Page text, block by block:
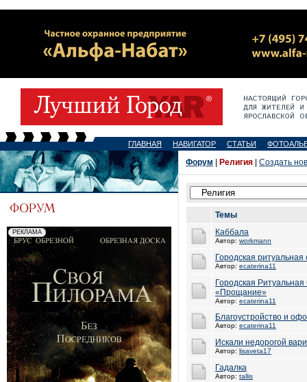
ГЛАВНАЯ НАВИГАТОР СТАТЬИ
Форум Религия Создать
Темы
Каббала
Автор: workmann
Городская
Автор: ecaterina11
Городская
«Прощание»
Автор: ecaterina11
Благоустройство и
Автор: ecaterina11
Искали недорогой
Автор: lisaveta17
Гадалка
Автор: tallis